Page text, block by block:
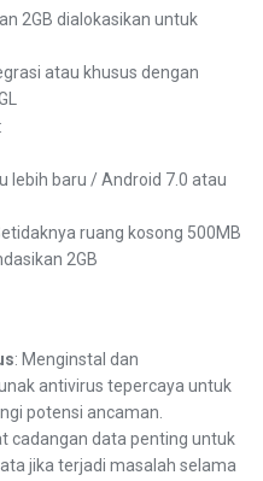
2GB dialokasikan untuk
atau khusus dengan
:
lebih baru / Android 7.0 atau
ruang kosong 500MB
2GB
: Menginstal dan
antivirus tepercaya untuk
potensi ancaman.
cadangan data penting untuk
jika terjadi masalah selama